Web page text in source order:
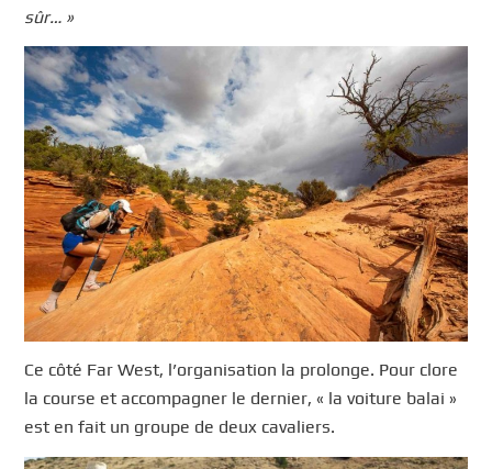
sûr… »
Ce côté Far West, l’organisation la prolonge. Pour clore
la course et accompagner le dernier, « la voiture balai »
est en fait un groupe de deux cavaliers.